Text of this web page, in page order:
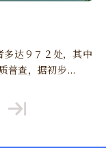
普查，据初步...